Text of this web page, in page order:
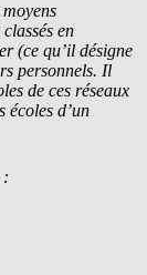
en
(ce qu’il désigne
personnels. Il
de ces réseaux
écoles d’un
: